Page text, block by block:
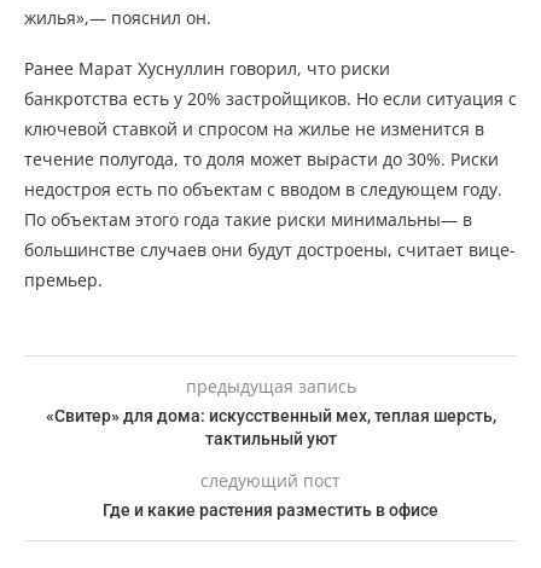
жилья»,— пояснил он.
Ранее Марат Хуснуллин говорил, что риски
банкротства есть у 20% застройщиков. Но если ситуация с
ключевой ставкой и спросом на жилье не изменится в
течение полугода, то доля может вырасти до 30%. Риски
недостроя есть по объектам с вводом в следующем году.
По объектам этого года такие риски минимальны— в
большинстве случаев они будут достроены, считает вице-
премьер.
предыдущая запись
«Свитер» для дома: искусственный мех, теплая шерсть,
тактильный уют
следующий пост
Где и какие растения разместить в офисе